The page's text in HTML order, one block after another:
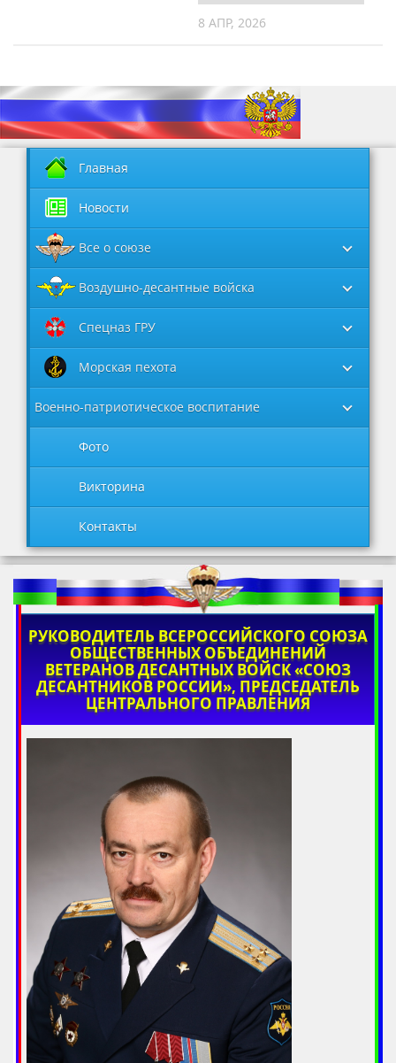
8 АПР, 2026
Главная
Новости
Все о союзе
Воздушно-десантные войска
Спецназ ГРУ
Морская пехота
Военно-патриотическое воспитание
Фото
Викторина
Контакты
РУКОВОДИТЕЛЬ ВСЕРОССИЙСКОГО СОЮЗА
ОБЩЕСТВЕННЫХ ОБЪЕДИНЕНИЙ
ВЕТЕРАНОВ ДЕСАНТНЫХ ВОЙСК «СОЮЗ
ДЕСАНТНИКОВ РОССИИ», ПРЕДСЕДАТЕЛЬ
ЦЕНТРАЛЬНОГО ПРАВЛЕНИЯ